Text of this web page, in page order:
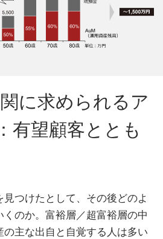
に求められるア
有望顧客ととも
つけたとして、その後どのよ
くのか。富裕層／超富裕層の中
主な出自と自覚する人は多い